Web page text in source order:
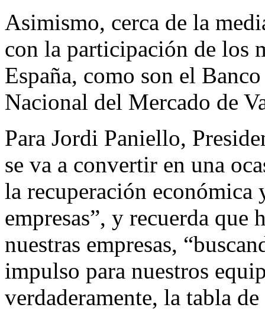
Asimismo, cerca de la
con la participación de los
España, como son el
Nacional del Mercado de
Para Jordi Paniello,
se va a convertir en una
la recuperación económica
empresas”, y recuerda que
nuestras empresas,
impulso para nuestros
verdaderamente, la tabla